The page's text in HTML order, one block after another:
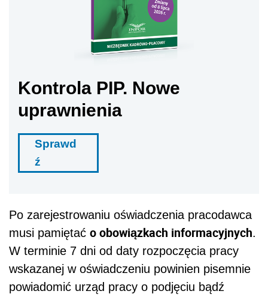
Kontrola PIP. Nowe
uprawnienia
Sprawd
ź
Po zarejestrowaniu oświadczenia pracodawca
musi pamiętać o obowiązkach informacyjnych.
W terminie 7 dni od daty rozpoczęcia pracy
wskazanej w oświadczeniu powinien pisemnie
powiadomić urząd pracy o podjęciu bądź